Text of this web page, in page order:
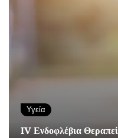
Υγεία
IV Ενδοφλέβια